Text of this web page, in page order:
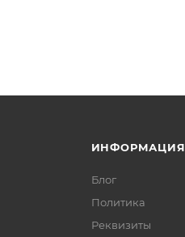
ИНФОРМАЦИЯ
Блог
Политика
Реквизиты